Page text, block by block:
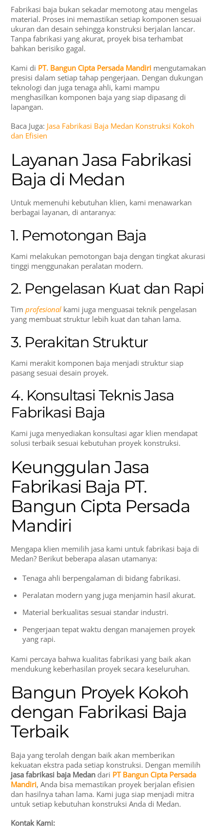
Fabrikasi baja bukan sekadar memotong atau mengelas
material. Proses ini memastikan setiap komponen sesuai
ukuran dan desain sehingga konstruksi berjalan lancar.
Tanpa fabrikasi yang akurat, proyek bisa terhambat
bahkan berisiko gagal.
Kami di PT. Bangun Cipta Persada Mandiri mengutamakan
presisi dalam setiap tahap pengerjaan. Dengan dukungan
teknologi dan juga tenaga ahli, kami mampu
menghasilkan komponen baja yang siap dipasang di
lapangan.
Baca Juga: Jasa Fabrikasi Baja Medan Konstruksi Kokoh
dan Efisien
Layanan Jasa Fabrikasi
Baja di Medan
Untuk memenuhi kebutuhan klien, kami menawarkan
berbagai layanan, di antaranya:
1. Pemotongan Baja
Kami melakukan pemotongan baja dengan tingkat akurasi
tinggi menggunakan peralatan modern.
2. Pengelasan Kuat dan Rapi
Timprofesional kami juga menguasai teknik pengelasan
yang membuat struktur lebih kuat dan tahan lama.
3. Perakitan Struktur
Kami merakit komponen baja menjadi struktur siap
pasang sesuai desain proyek.
4. Konsultasi Teknis Jasa
Fabrikasi Baja
Kami juga menyediakan konsultasi agar klien mendapat
solusi terbaik sesuai kebutuhan proyek konstruksi.
Keunggulan Jasa
Fabrikasi Baja PT.
Bangun Cipta Persada
Mandiri
Mengapa klien memilih jasa kami untuk fabrikasi baja di
Medan? Berikut beberapa alasan utamanya:
Tenaga ahli berpengalaman di bidang fabrikasi.
Peralatan modern yang juga menjamin hasil akurat.
Material berkualitas sesuai standar industri.
Pengerjaan tepat waktu dengan manajemen proyek
yang rapi.
Kami percaya bahwa kualitas fabrikasi yang baik akan
mendukung keberhasilan proyek secara keseluruhan.
Bangun Proyek Kokoh
dengan Fabrikasi Baja
Terbaik
Baja yang terolah dengan baik akan memberikan
kekuatan ekstra pada setiap konstruksi. Dengan memilih
jasa fabrikasi baja Medan dari PT Bangun Cipta Persada
Mandiri, Anda bisa memastikan proyek berjalan efisien
dan hasilnya tahan lama. Kami juga siap menjadi mitra
untuk setiap kebutuhan konstruksi Anda di Medan.
Kontak Kami: